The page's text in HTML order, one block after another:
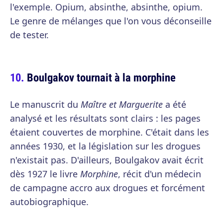
l'exemple. Opium, absinthe, absinthe, opium.
Le genre de mélanges que l'on vous déconseille
de tester.
Boulgakov tournait à la morphine
Le manuscrit du Maître et Marguerite a été
analysé et les résultats sont clairs : les pages
étaient couvertes de morphine. C'était dans les
années 1930, et la législation sur les drogues
n'existait pas. D'ailleurs, Boulgakov avait écrit
dès 1927 le livre Morphine, récit d'un médecin
de campagne accro aux drogues et forcément
autobiographique.